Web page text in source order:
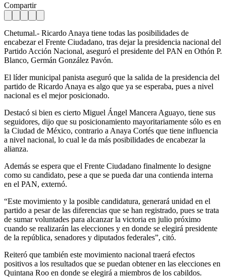
Compartir
Chetumal.- Ricardo Anaya tiene todas las posibilidades de
encabezar el Frente Ciudadano, tras dejar la presidencia nacional del
Partido Acción Nacional, aseguró el presidente del PAN en Othón P.
Blanco, Germán González Pavón.
El líder municipal panista aseguró que la salida de la presidencia del
partido de Ricardo Anaya es algo que ya se esperaba, pues a nivel
nacional es el mejor posicionado.
Destacó si bien es cierto Miguel Ángel Mancera Aguayo, tiene sus
seguidores, dijo que su posicionamiento mayoritariamente sólo es en
la Ciudad de México, contrario a Anaya Cortés que tiene influencia
a nivel nacional, lo cual le da más posibilidades de encabezar la
alianza.
Además se espera que el Frente Ciudadano finalmente lo designe
como su candidato, pese a que se pueda dar una contienda interna
en el PAN, externó.
“Este movimiento y la posible candidatura, generará unidad en el
partido a pesar de las diferencias que se han registrado, pues se trata
de sumar voluntades para alcanzar la victoria en julio próximo
cuando se realizarán las elecciones y en donde se elegirá presidente
de la república, senadores y diputados federales”, citó.
Reiteró que también este movimiento nacional traerá efectos
positivos a los resultados que se puedan obtener en las elecciones en
Quintana Roo en donde se elegirá a miembros de los cabildos.